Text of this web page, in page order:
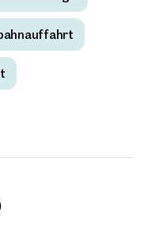
2232, Deutsch-Wagram